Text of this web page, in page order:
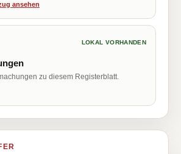
ansehen
LOKAL VORHANDEN
zu diesem Registerblatt.